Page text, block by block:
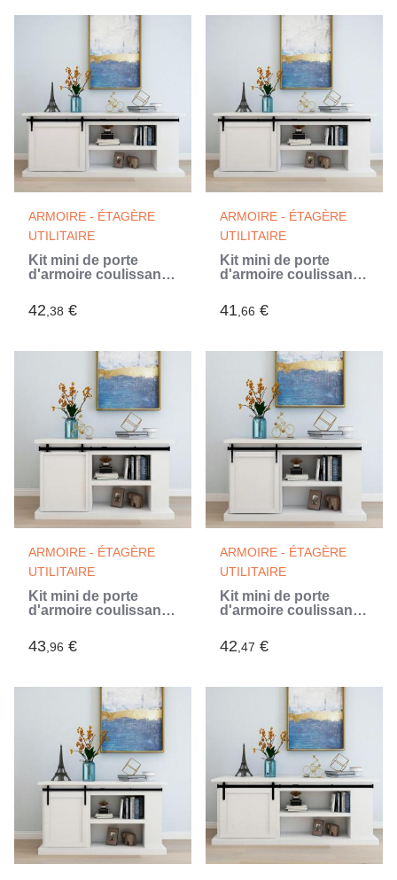
ARMOIRE - ÉTAGÈRE
UTILITAIRE
Kit mini de porte
d'armoire coulissante
cm (Noir)
42,38 €
ARMOIRE - ÉTAGÈRE
UTILITAIRE
Kit mini de porte
d'armoire coulissante
cm (Noir)
41,66 €
ARMOIRE - ÉTAGÈRE
UTILITAIRE
Kit mini de porte
d'armoire coulissante
cm (Noir)
43,96 €
ARMOIRE - ÉTAGÈRE
UTILITAIRE
Kit mini de porte
d'armoire coulissante
cm (Noir)
42,47 €